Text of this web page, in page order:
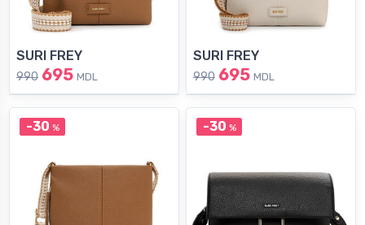
SURI FREY
990 695 MDL
SURI FREY
990 695 MDL
-30 % -30 %